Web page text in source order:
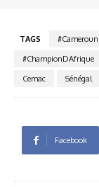
TAGS
#ChampionDAfrique
Cemac
Sénégal
Facebook